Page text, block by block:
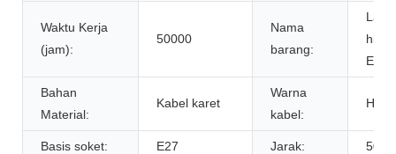
Waktu Kerja
(jam):
50000
Nama
barang:
E27
Bahan
Material:
Kabel karet
Warna
kabel:
Basis soket: E27 Jarak: